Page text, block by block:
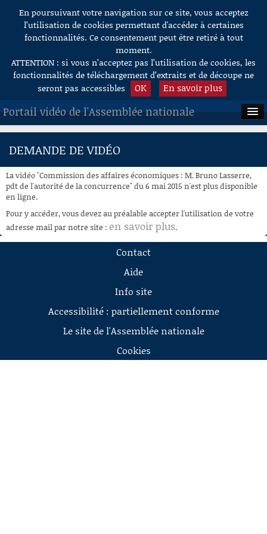
Aller au contenu
En poursuivant votre navigation sur ce site, vous acceptez
l’utilisation de cookies permettant d'accéder à certaines
fonctionnalités. Ce consentement peut être retiré à tout
moment.
ATTENTION : si vous n’acceptez pas l’utilisation de cookies, les
fonctionnalités de téléchargement d’extraits et de découpe ne
seront pas accessibles
OK En savoir plus
Portail vidéo de l'Assemblée nationale
ACCUEIL
À LA DEMANDE
RECHERCHE
AIDE À LA DÉCOUPE
DE VIDÉOS
DEMANDE DE VIDÉO
La vidéo "Commission des affaires économiques : M. Bruno Lasserre,
pdt de l'autorité de la concurrence" du 6 mai 2015 n'est plus disponible
en ligne.
Pour y accéder, vous devez au préalable accepter l'utilisation de votre
adresse mail par notre site : en savoir plus.
Contact
Aide
Info site
Accessibilité : partiellement conforme
Le site de l'Assemblée nationale
Cookies